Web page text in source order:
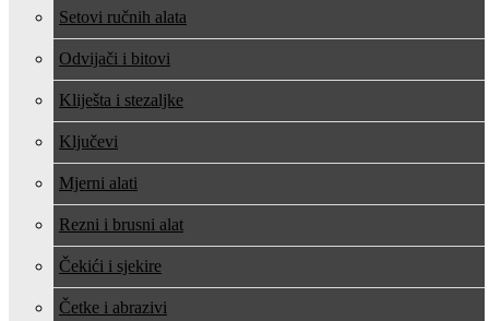
Setovi ručnih alata
Odvijači i bitovi
Kliješta i stezaljke
Ključevi
Mjerni alati
Rezni i brusni alat
Čekići i sjekire
Četke i abrazivi